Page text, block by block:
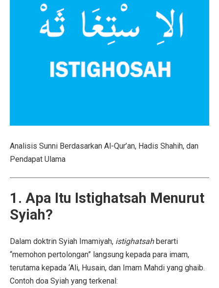
Analisis Sunni Berdasarkan Al-Qur’an, Hadis Shahih, dan
Pendapat Ulama
1. Apa Itu Istighatsah Menurut
Syiah?
Dalam doktrin Syiah Imamiyah, istighatsahberarti
“memohon pertolongan” langsung kepada para imam,
terutama kepada ‘Ali, Husain, dan Imam Mahdi yang ghaib.
Contoh doa Syiah yang terkenal: